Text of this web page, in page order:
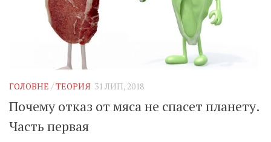
ГОЛОВНЕ /ТЕОРИЯ 31 ЛИП, 2018
Почему отказ от мяса не спасет планету.
Часть первая